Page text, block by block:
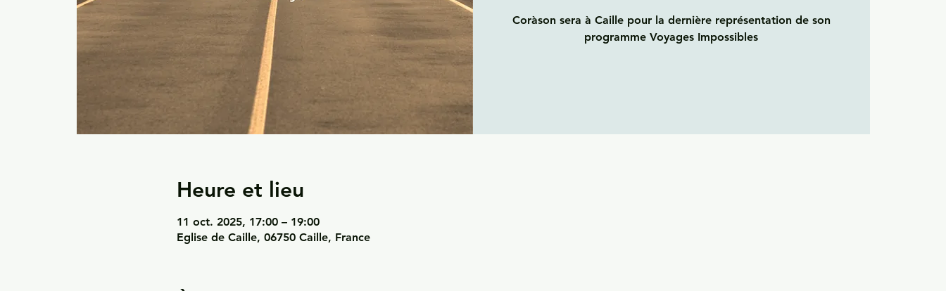
Coràson sera à Caille pour la dernière représentation de son
programme Voyages Impossibles
Heure et lieu
11 oct. 2025, 17:00 – 19:00
Eglise de Caille, 06750 Caille, France